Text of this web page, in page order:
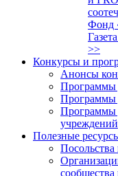
Фонд
>>
Конкурсы и
Анонсы
Программы
Программы
Программы
учреждений
Полезные
сообщества